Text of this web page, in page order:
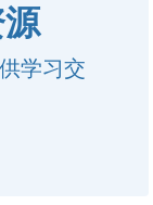
学习交